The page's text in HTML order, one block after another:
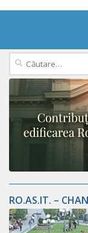
Caută
după:
RO.AS.IT. –